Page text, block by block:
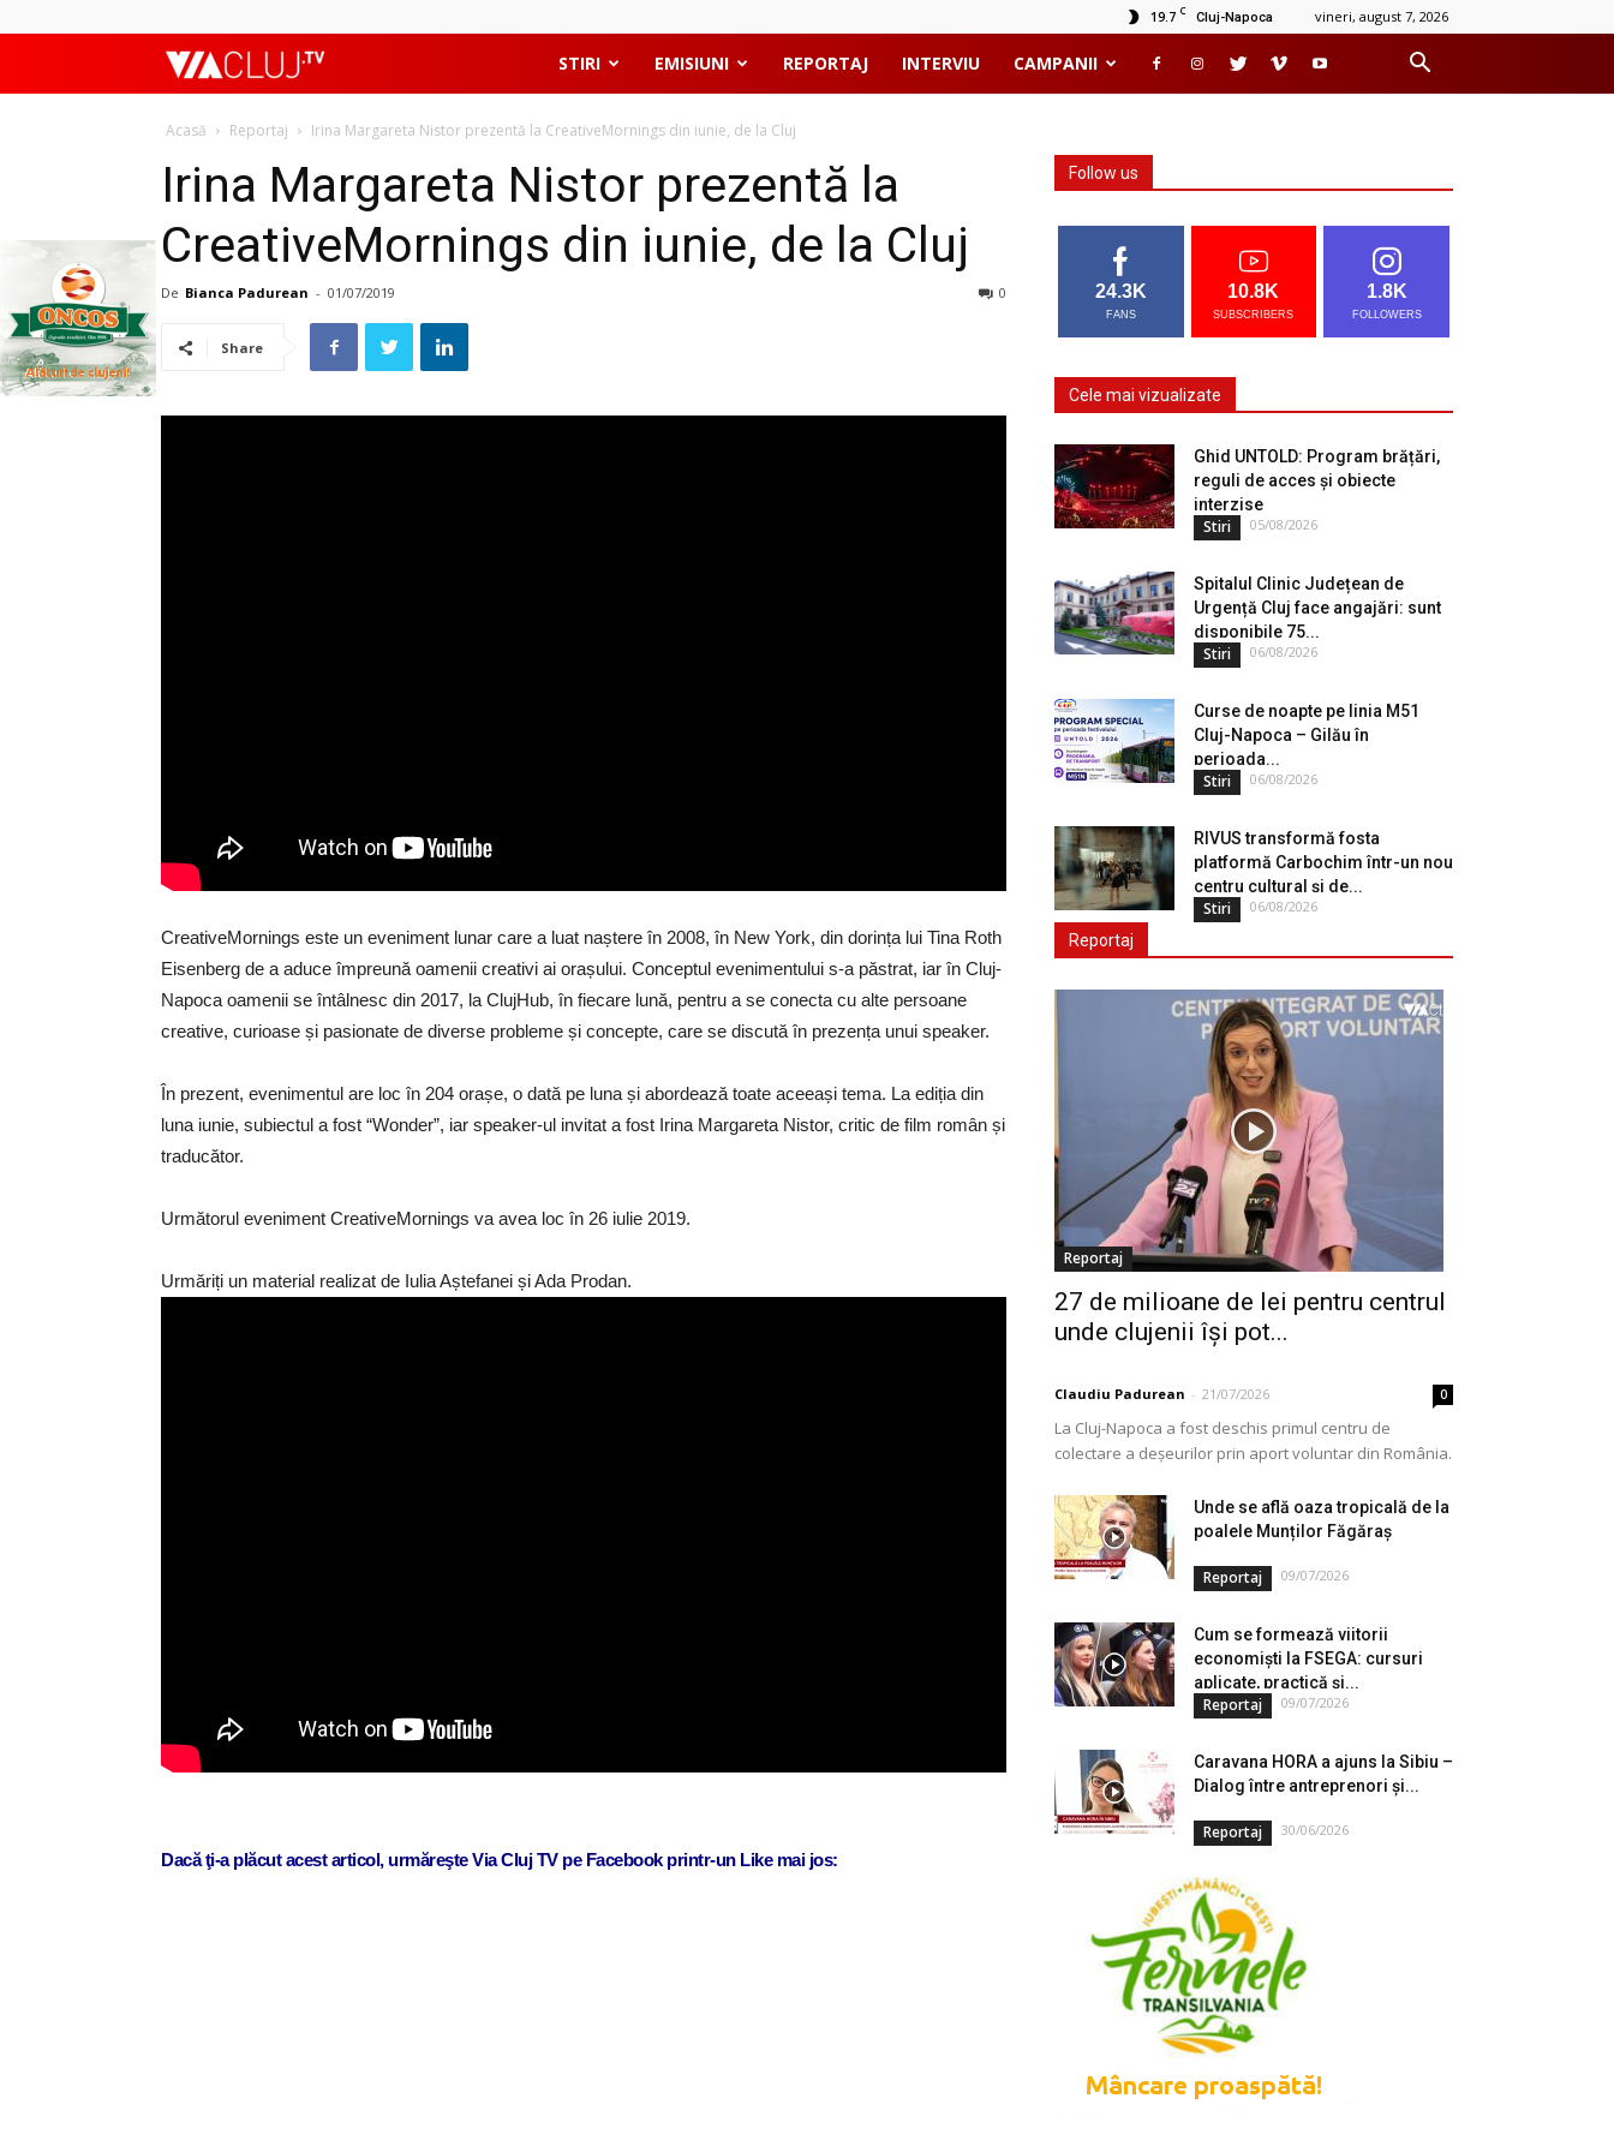
19.7 C Cluj-Napoca vineri, august 7, 2026
ViaClujTV STIRI EMISIUNI REPORTAJ INTERVIU CAMPANII
Acasă Reportaj Irina Margareta Nistor prezentă la CreativeMornings din iunie, de la Cluj
Irina Margareta Nistor prezentă la
CreativeMornings din iunie, de la Cluj
De Bianca Padurean - 01/07/2019 0
Share
CreativeMornings este un eveniment lunar care a luat naștere în 2008, în New York, din dorința lui Tina Roth
Eisenberg de a aduce împreună oamenii creativi ai orașului. Conceptul evenimentului s-a păstrat, iar în Cluj-
Napoca oamenii se întâlnesc din 2017, la ClujHub, în fiecare lună, pentru a se conecta cu alte persoane
creative, curioase și pasionate de diverse probleme și concepte, care se discută în prezența unui speaker.
În prezent, evenimentul are loc în 204 orașe, o dată pe luna și abordează toate aceeași tema. La ediția din
luna iunie, subiectul a fost “Wonder”, iar speaker-ul invitat a fost Irina Margareta Nistor, critic de film român și
traducător.
Următorul eveniment CreativeMornings va avea loc în 26 iulie 2019.
Urmăriți un material realizat de Iulia Aștefanei și Ada Prodan.
Dacă ţi-a plăcut acest articol, urmăreşte Via Cluj TV pe Facebook printr-un Like mai jos:
Follow us
24.3K
FANS
10.8K
SUBSCRIBERS
1.8K
FOLLOWERS
Cele mai vizualizate
Ghid UNTOLD: Program brățări,
reguli de acces și obiecte
interzise
Stiri 05/08/2026
Spitalul Clinic Județean de
Urgență Cluj face angajări: sunt
disponibile 75...
Stiri 06/08/2026
Curse de noapte pe linia M51
Cluj-Napoca – Gilău în
perioada...
Stiri 06/08/2026
RIVUS transformă fosta
platformă Carbochim într-un nou
centru cultural și de...
Stiri 06/08/2026
Reportaj
Reportaj
27 de milioane de lei pentru centrul
unde clujenii își pot...
Claudiu Padurean - 21/07/2026 0
La Cluj-Napoca a fost deschis primul centru de
colectare a deșeurilor prin aport voluntar din România.
Unde se află oaza tropicală de la
poalele Munților Făgăraș
Reportaj 09/07/2026
Cum se formează viitorii
economiști la FSEGA: cursuri
aplicate, practică și...
Reportaj 09/07/2026
Caravana HORA a ajuns la Sibiu –
Dialog între antreprenori și...
Reportaj 30/06/2026